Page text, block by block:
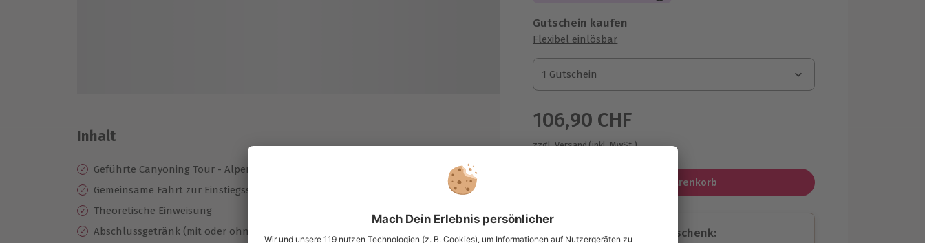
Gutschein kaufen
Flexibel einlösbar
1 Gutschein
1 Gutschein
1 Gutschein
106,90 CHF
zzgl. Versand(inkl. MwSt.)
In den Warenkorb
Immer das passende Geschenk:
Inhalt
Geführte Canyoning Tour - Alpenrosenklamm
Gemeinsame Fahrt zur Einstiegsstelle und zurück
Theoretische Einweisung
Abschlussgetränk (mit oder ohne Alkohol)